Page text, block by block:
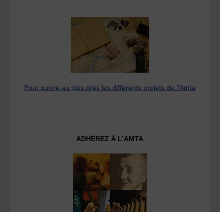
Pour suivre au plus près les différents projets de l’Amta
ADHÉREZ À L’AMTA